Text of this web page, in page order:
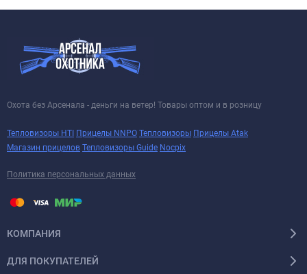
Охота без Арсенала - деньги на ветер! Товары оптом и в розницу
Тепловизоры HTI Прицелы NNPO Тепловизоры Прицелы Atak
Магазин прицелов Тепловизоры Guide Nocpix
Политика персональных данных
КОМПАНИЯ
ДЛЯ ПОКУПАТЕЛЕЙ